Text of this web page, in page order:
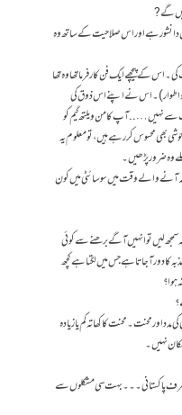
گے ?
دانشور ہے اور اس صلاحیت کے ساتھ وہ
کی۔ اس کے پیچھے ایک فن کارفرما تھا وہ تھا
و اطوار)۔ اس نے اپنے اس ذوق کی
سے نہیں …..آپ کامن ویلتھ گیم کو
بھی محسوس کر رہے ہیں، تو معلوم یہ
وہ ضرور پڑھیں۔
آنے والے وقت میں سوسائٹی میں کون
لیں تو انہیں آگے برھنے سے کوئی
ایسا جوش و جذبہ کا دور آجاتا ہے جس میں لگتا ہے کچھ
ہوا؟
اور محنت۔ محنت کا کھاتہ کم یا زیادہ
نہیں۔
پاکستانی۔۔۔ بہت سی مشکلوں سے